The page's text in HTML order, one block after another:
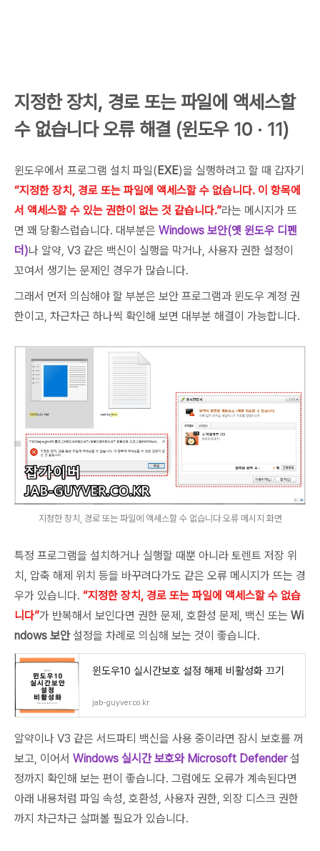
지정한 장치, 경로 또는 파일에 액세스할
수 없습니다 오류 해결 (윈도우 10 · 11)
윈도우에서 프로그램 설치 파일(EXE)을 실행하려고 할 때 갑자기
“지정한 장치, 경로 또는 파일에 액세스할 수 없습니다. 이 항목에
서 액세스할 수 있는 권한이 없는 것 같습니다.”라는 메시지가 뜨
면 꽤 당황스럽습니다. 대부분은 Windows 보안(옛 윈도우 디펜
더)나 알약, V3 같은 백신이 실행을 막거나, 사용자 권한 설정이
꼬여서 생기는 문제인 경우가 많습니다.
그래서 먼저 의심해야 할 부분은 보안 프로그램과 윈도우 계정 권
한이고, 차근차근 하나씩 확인해 보면 대부분 해결이 가능합니다.
지정한 장치, 경로 또는 파일에 액세스할 수 없습니다 오류 메시지 화면
특정 프로그램을 설치하거나 실행할 때뿐 아니라 토렌트 저장 위
치, 압축 해제 위치 등을 바꾸려다가도 같은 오류 메시지가 뜨는 경
우가 있습니다. “지정한 장치, 경로 또는 파일에 액세스할 수 없습
니다”가 반복해서 보인다면 권한 문제, 호환성 문제, 백신 또는 Wi
ndows 보안설정을 차례로 의심해 보는 것이 좋습니다.
윈도우10 실시간보호 설정 해제 비활성화 끄기
jab-guyver.co.kr
알약이나 V3 같은 서드파티 백신을 사용 중이라면 잠시 보호를 꺼
보고, 이어서 Windows 실시간 보호와 Microsoft Defender설
정까지 확인해 보는 편이 좋습니다. 그럼에도 오류가 계속된다면
아래 내용처럼 파일 속성, 호환성, 사용자 권한, 외장 디스크 권한
까지 차근차근 살펴볼 필요가 있습니다.